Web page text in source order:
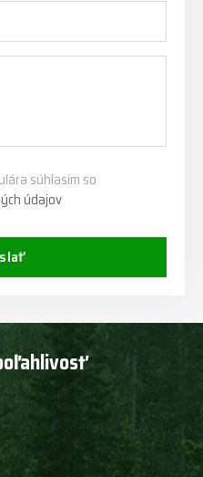
súhlasím so
údajov